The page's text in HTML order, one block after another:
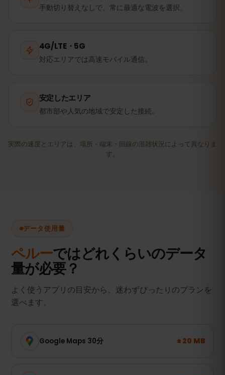
手動切り替えなしで、常に最適な電波を選択。
4G/LTE・5G
対応エリアでは高速モバイル通信。
安定したエリア
都市部や人気の地域で安定した接続。
実際の速度とエリアは、場所・端末・回線の混雑状況によって異なりま
す。
データ使用量
ペルーではどれくらいのデータ
量が必要？
よく使うアプリの目安から、迷わずぴったりのプランを
選べます。
Google Maps 30分 ± 20 MB